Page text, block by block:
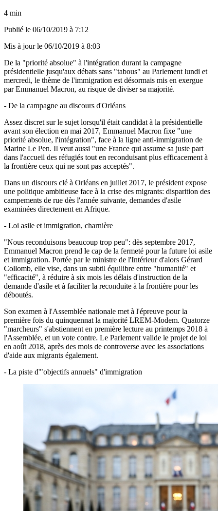
4 min
Publié le 06/10/2019 à 7:12
Mis à jour le 06/10/2019 à 8:03
De la "priorité absolue" à l'intégration durant la campagne
présidentielle jusqu'aux débats sans "tabous" au Parlement lundi et
mercredi, le thème de l'immigration est désormais mis en exergue
par Emmanuel Macron, au risque de diviser sa majorité.
- De la campagne au discours d'Orléans
Assez discret sur le sujet lorsqu'il était candidat à la présidentielle
avant son élection en mai 2017, Emmanuel Macron fixe "une
priorité absolue, l'intégration", face à la ligne anti-immigration de
Marine Le Pen. Il veut aussi "une France qui assume sa juste part
dans l'accueil des réfugiés tout en reconduisant plus efficacement à
la frontière ceux qui ne sont pas acceptés".
Dans un discours clé à Orléans en juillet 2017, le président expose
une politique ambitieuse face à la crise des migrants: disparition des
campements de rue dès l'année suivante, demandes d'asile
examinées directement en Afrique.
- Loi asile et immigration, charnière
"Nous reconduisons beaucoup trop peu": dès septembre 2017,
Emmanuel Macron prend le cap de la fermeté pour la future loi asile
et immigration. Portée par le ministre de l'Intérieur d'alors Gérard
Collomb, elle vise, dans un subtil équilibre entre "humanité" et
"efficacité", à réduire à six mois les délais d'instruction de la
demande d'asile et à faciliter la reconduite à la frontière pour les
déboutés.
Son examen à l'Assemblée nationale met à l'épreuve pour la
première fois du quinquennat la majorité LREM-Modem. Quatorze
"marcheurs" s'abstiennent en première lecture au printemps 2018 à
l'Assemblée, et un vote contre. Le Parlement valide le projet de loi
en août 2018, après des mois de controverse avec les associations
d'aide aux migrants également.
- La piste d'"objectifs annuels" d'immigration